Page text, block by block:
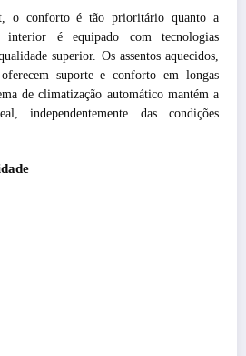
o conforto é tão prioritário quanto a
interior é equipado com tecnologias
superior. Os assentos aquecidos,
suporte e conforto em longas
de climatização automático mantém a
independentemente das condições